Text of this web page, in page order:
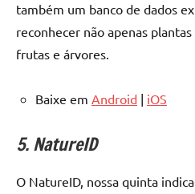
também um banco de dados
reconhecer não apenas
frutas e árvores.
Baixe em Android | iOS
5. NatureID
O NatureID, nossa quinta